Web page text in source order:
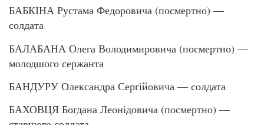
БАБКІНА Рустама Федоровича (посмертно) —
солдата
БАЛАБАНА Олега Володимировича (посмертно) —
молодшого сержанта
БАНДУРУ Олександра Сергійовича — солдата
БАХОВЦЯ Богдана Леонідовича (посмертно) —